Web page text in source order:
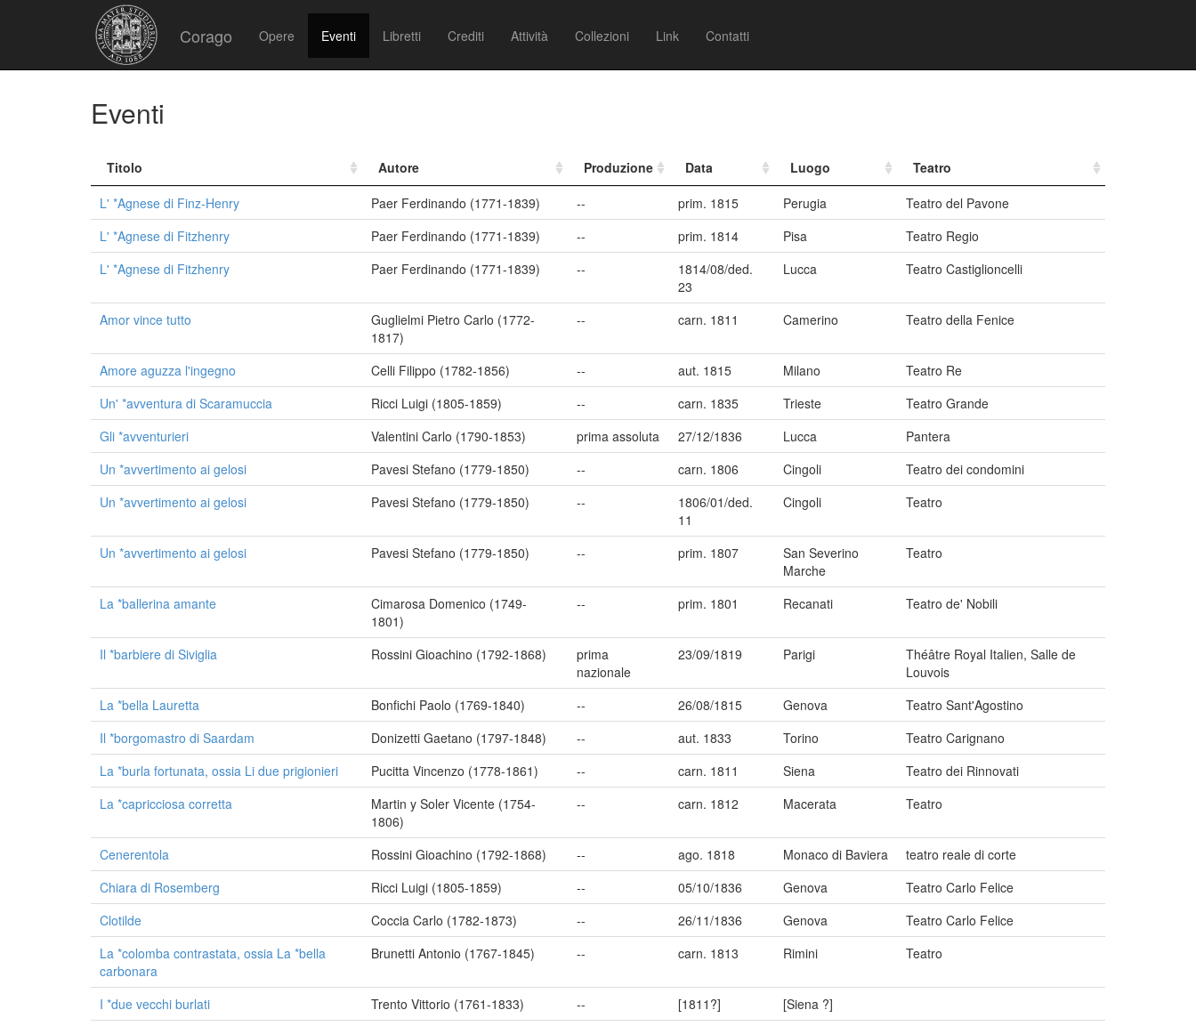
Corago Opere Eventi Libretti Crediti Attività Collezioni Link Contatti
Eventi
Titolo Autore Produzione Data Luogo
Teatro
L' *Agnese di Finz-Henry
Paer Ferdinando (1771-1839) -- prim. 1815 Perugia
Teatro del Pavone
L' *Agnese di Fitzhenry
Paer Ferdinando (1771-1839) -- prim. 1814 Pisa
Teatro Regio
L' *Agnese di Fitzhenry
Paer Ferdinando (1771-1839) --
1814/08/ded.
23
Lucca Teatro Castiglioncelli
Amor vince tutto
Guglielmi Pietro Carlo (1772-
1817)
-- carn. 1811 Camerino Teatro della Fenice
Amore aguzza l'ingegno Celli Filippo (1782-1856) -- aut. 1815 Milano
Teatro Re
Un' *avventura di Scaramuccia
Ricci Luigi (1805-1859) -- carn. 1835 Trieste
Teatro Grande
Gli *avventurieri
Valentini Carlo (1790-1853) prima assoluta 27/12/1836 Lucca
Pantera
Un *avvertimento ai gelosi
Pavesi Stefano (1779-1850) -- carn. 1806 Cingoli
Teatro dei condomini
Un *avvertimento ai gelosi
Pavesi Stefano (1779-1850) --
1806/01/ded.
11
Cingoli Teatro
Un *avvertimento ai gelosi Pavesi Stefano (1779-1850) -- prim. 1807
San Severino
Marche
Teatro
La *ballerina amante
Cimarosa Domenico (1749-
1801)
-- prim. 1801 Recanati Teatro de' Nobili
Il *barbiere di Siviglia Rossini Gioachino (1792-1868)
prima
nazionale
23/09/1819 Parigi
Théâtre Royal Italien, Salle de
Louvois
La *bella Lauretta
Bonfichi Paolo (1769-1840) -- 26/08/1815 Genova
Teatro Sant'Agostino
Il *borgomastro di Saardam
Donizetti Gaetano (1797-1848) -- aut. 1833 Torino
Teatro Carignano
La *burla fortunata, ossia Li due prigionieri
Pucitta Vincenzo (1778-1861) -- carn. 1811 Siena
Teatro dei Rinnovati
La *capricciosa corretta
Martin y Soler Vicente (1754-
1806)
-- carn. 1812 Macerata Teatro
Cenerentola Rossini Gioachino (1792-1868) -- ago. 1818 Monaco di Baviera
teatro reale di corte
Chiara di Rosemberg
Ricci Luigi (1805-1859) -- 05/10/1836 Genova
Teatro Carlo Felice
Clotilde
Coccia Carlo (1782-1873) -- 26/11/1836 Genova
Teatro Carlo Felice
La *colomba contrastata, ossia La *bella
carbonara
Brunetti Antonio (1767-1845) -- carn. 1813 Rimini Teatro
I *due vecchi burlati Trento Vittorio (1761-1833) -- [1811?]
[Siena ?]